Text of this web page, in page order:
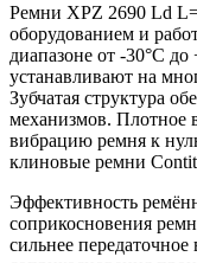
Ремни XPZ 2690 Ld
оборудованием и
диапазоне от -30°С
устанавливают на
Зубчатая структура
механизмов. Плотное
вибрацию ремня к
клиновые ремни
Эффективность
соприкосновения
сильнее